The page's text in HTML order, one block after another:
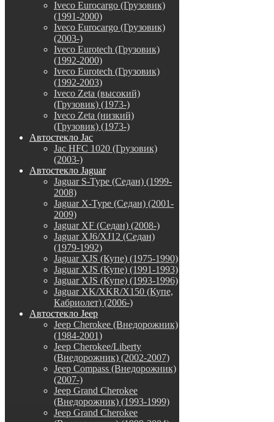
Iveco Eurocargo (Грузовик)
(1991-2000)
Iveco Eurocargo (Грузовик)
(2003-)
Iveco Eurotech (Грузовик)
(1992-2000)
Iveco Eurotech (Грузовик)
(1992-2003)
Iveco Zeta (высокий)
(Грузовик) (1973-)
Iveco Zeta (низкий)
(Грузовик) (1973-)
Автостекло Jac
Jac HFC 1020 (Грузовик)
(2003-)
Автостекло Jaguar
Jaguar S-Type (Седан) (1999-
2008)
Jaguar X-Type (Седан) (2001-
2009)
Jaguar XF (Седан) (2008-)
Jaguar XJ6/XJ12 (Седан)
(1979-1992)
Jaguar XJS (Купе) (1975-1990)
Jaguar XJS (Купе) (1991-1993)
Jaguar XJS (Купе) (1993-1996)
Jaguar XK/XKR/X150 (Купе,
Кабриолет) (2006-)
Автостекло Jeep
Jeep Cherokee (Внедорожник)
(1984-2001)
Jeep Cherokee/Liberty
(Внедорожник) (2002-2007)
Jeep Compass (Внедорожник)
(2007-)
Jeep Grand Cherokee
(Внедорожник) (1993-1999)
Jeep Grand Cherokee